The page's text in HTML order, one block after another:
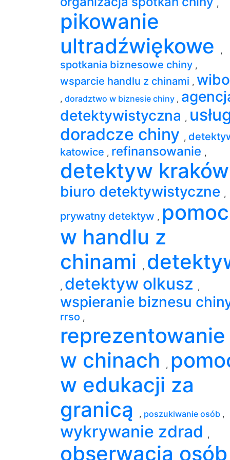
,
pikowanie
ultradźwiękowe
,
spotkania biznesowe chiny ,
wsparcie handlu z chinami ,
, doradztwo w biznesie chiny ,
detektywistyczna ,
doradcze chiny ,
katowice , refinansowanie ,
detektyw kraków
biuro detektywistyczne ,
prywatny detektyw , pomoc
w handlu z
chinami
,
, detektyw olkusz ,
wspieranie biznesu
rrso ,
reprezentowanie
w chinach
,
w edukacji za
granicą
, poszukiwanie osób ,
wykrywanie zdrad ,
obserwacja osób